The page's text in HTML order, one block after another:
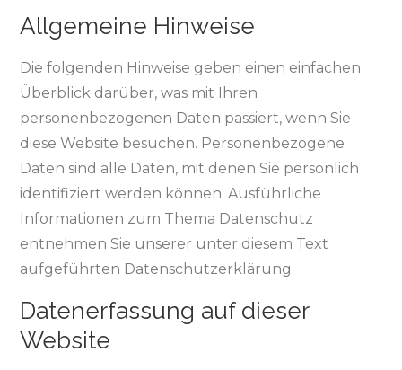
Allgemeine Hinweise
Die folgenden Hinweise geben einen einfachen
Überblick darüber, was mit Ihren
personenbezogenen Daten passiert, wenn Sie
diese Website besuchen. Personenbezogene
Daten sind alle Daten, mit denen Sie persönlich
identifiziert werden können. Ausführliche
Informationen zum Thema Datenschutz
entnehmen Sie unserer unter diesem Text
aufgeführten Datenschutzerklärung.
Datenerfassung auf dieser
Website